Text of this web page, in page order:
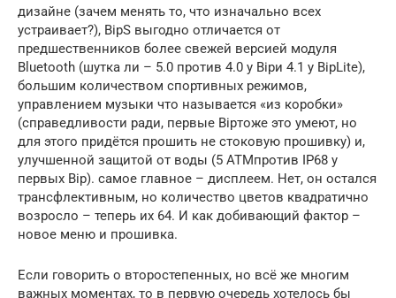
дизайне (зачем менять то, что изначально всех
устраивает?), BipS выгодно отличается от
предшественников более свежей версией модуля
Bluetooth (шутка ли – 5.0 против 4.0 у Bipи 4.1 у BipLite),
большим количеством спортивных режимов,
управлением музыки что называется «из коробки»
(справедливости ради, первые Bipтоже это умеют, но
для этого придётся прошить не стоковую прошивку) и,
улучшенной защитой от воды (5 ATMпротив IP68 у
первых Bip). самое главное – дисплеем. Нет, он остался
трансфлективным, но количество цветов квадратично
возросло – теперь их 64. И как добивающий фактор –
новое меню и прошивка.
Если говорить о второстепенных, но всё же многим
важных моментах, то в первую очередь хотелось бы